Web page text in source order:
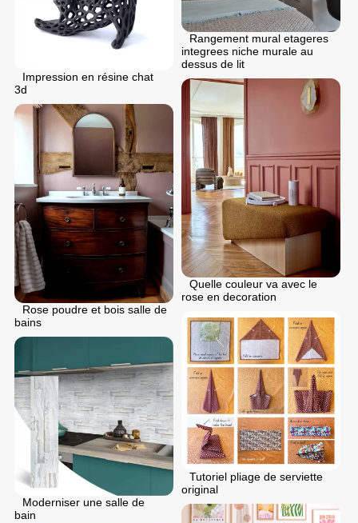
Impression en résine chat
3d
Rangement mural etageres
integrees niche murale au
dessus de lit
Quelle couleur va avec le
rose en decoration
Rose poudre et bois salle de
bains
Tutoriel pliage de serviette
original
Moderniser une salle de
bain